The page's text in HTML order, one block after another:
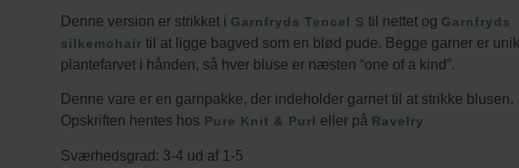
Denne version er strikket i Garnfryds Tencel S til nettet og Garnfryds
silkemohair til at ligge bagved som en blød pude. Begge garner er
plantefarvet i hånden, så hver bluse er næsten “one of a kind”.
Denne vare er en garnpakke, der indeholder garnet til at strikke blusen.
Opskriften hentes hos Pure Knit & Purl eller på Ravelry
Sværhedsgrad: 3-4 ud af 1-5